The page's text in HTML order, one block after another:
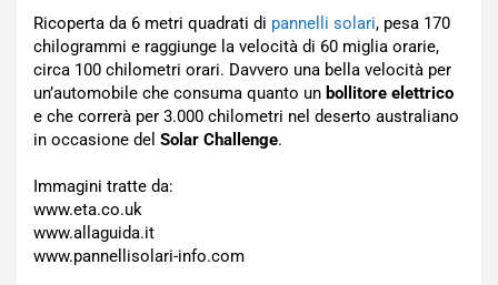
Ricoperta da 6 metri quadrati di pannelli solari, pesa 170
chilogrammi e raggiunge la velocità di 60 miglia orarie,
circa 100 chilometri orari. Davvero una bella velocità per
un’automobile che consuma quanto un bollitore elettrico
e che correrà per 3.000 chilometri nel deserto australiano
in occasione del Solar Challenge.
Immagini tratte da:
www.eta.co.uk
www.allaguida.it
www.pannellisolari-info.com